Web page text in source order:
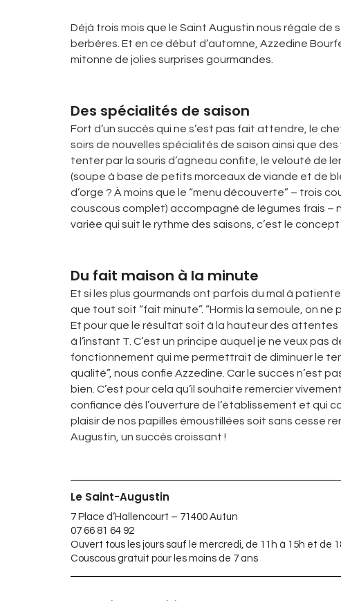
Déjà trois mois que le Saint Augustin nous régale de
berbères. Et en ce début d’automne, Azzedine
mitonne de jolies surprises gourmandes.
Des spécialités de saison
Fort d’un succès qui ne s’est pas fait attendre, le
soirs de nouvelles spécialités de saison ainsi que
tenter par la souris d’agneau confite, le velouté de
(soupe à base de petits morceaux de viande et de
d’orge ? À moins que le “menu découverte” – trois
couscous complet) accompagné de légumes frais
variée qui suit le rythme des saisons, c’est le concept
Du fait maison à la minute
Et si les plus gourmands ont parfois du mal à
que tout soit “fait minute”. “Hormis la semoule, on
Et pour que le résultat soit à la hauteur des attentes
à l’instant T. C’est un principe auquel je ne veux pas
fonctionnement qui me permettrait de diminuer le
qualité”, nous confie Azzedine. Car le succès n’est
bien. C’est pour cela qu’il souhaite remercier
confiance dès l’ouverture de l’établissement et qui
plaisir de nos papilles émoustillées soit sans cesse
Augustin, un succès croissant !
Le Saint-Augustin
7 Place d’Hallencourt – 71400 Autun
07 66 81 64 92
Ouvert tous les jours sauf le mercredi, de 11h à 15h et de
Couscous gratuit pour les moins de 7 ans